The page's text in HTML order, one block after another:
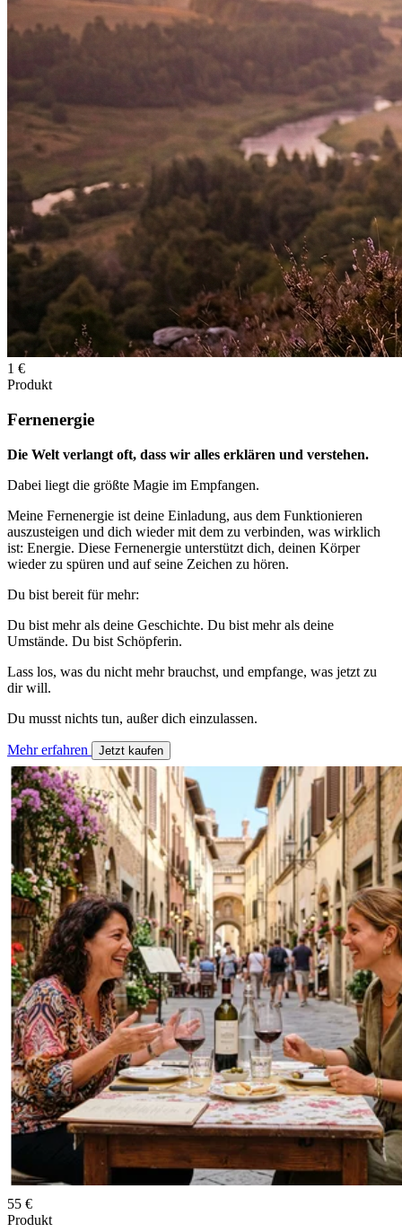
1 €
Produkt
Fernenergie
Die Welt verlangt oft, dass wir alles erklären und verstehen.
Dabei liegt die größte Magie im Empfangen.
Meine Fernenergie ist deine Einladung, aus dem Funktionieren
auszusteigen und dich wieder mit dem zu verbinden, was wirklich
ist: Energie. Diese Fernenergie unterstützt dich, deinen Körper
wieder zu spüren und auf seine Zeichen zu hören.
Du bist bereit für mehr:
Du bist mehr als deine Geschichte. Du bist mehr als deine
Umstände. Du bist Schöpferin.
Lass los, was du nicht mehr brauchst, und empfange, was jetzt zu
dir will.
Du musst nichts tun, außer dich einzulassen.
Mehr erfahren Jetzt kaufen
55 €
Produkt